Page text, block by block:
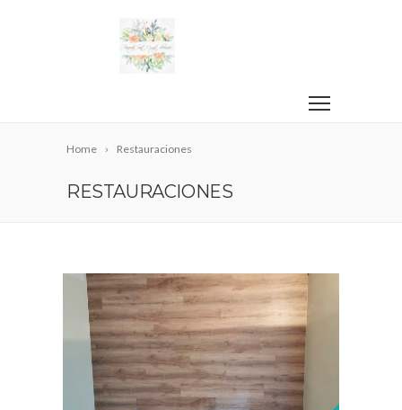
Home Restauraciones
RESTAURACIONES